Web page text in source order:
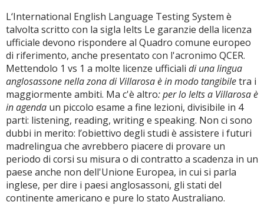
L‘International English Language Testing System è
talvolta scritto con la sigla Ielts Le garanzie della licenza
ufficiale devono rispondere al Quadro comune europeo
di riferimento, anche presentato con l'acronimo QCER.
Mettendolo 1 vs 1 a molte licenze ufficiali di una lingua
anglosassone nella zona di Villarosa è in modo tangibiletra i
maggiormente ambiti. Ma c'è altro: per lo Ielts a Villarosa è
in agenda un piccolo esame a fine lezioni, divisibile in 4
parti: listening, reading, writing e speaking. Non ci sono
dubbi in merito: l’obiettivo degli studi è assistere i futuri
madrelingua che avrebbero piacere di provare un
periodo di corsi su misura o di contratto a scadenza in un
paese anche non dell'Unione Europea, in cui si parla
inglese, per dire i paesi anglosassoni, gli stati del
continente americano e pure lo stato Australiano.